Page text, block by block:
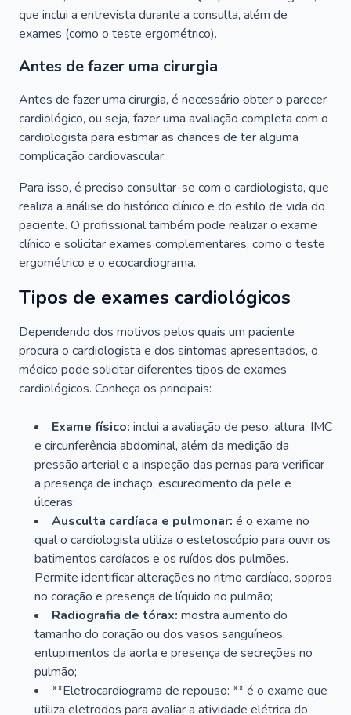
que inclui a entrevista durante a consulta, além de
exames (como o teste ergométrico).
Antes de fazer uma cirurgia
Antes de fazer uma cirurgia, é necessário obter o parecer
cardiológico, ou seja, fazer uma avaliação completa com o
cardiologista para estimar as chances de ter alguma
complicação cardiovascular.
Para isso, é preciso consultar-se com o cardiologista, que
realiza a análise do histórico clínico e do estilo de vida do
paciente. O profissional também pode realizar o exame
clínico e solicitar exames complementares, como o teste
ergométrico e o ecocardiograma.
Tipos de exames cardiológicos
Dependendo dos motivos pelos quais um paciente
procura o cardiologista e dos sintomas apresentados, o
médico pode solicitar diferentes tipos de exames
cardiológicos. Conheça os principais:
Exame físico: inclui a avaliação de peso, altura, IMC
e circunferência abdominal, além da medição da
pressão arterial e a inspeção das pernas para verificar
a presença de inchaço, escurecimento da pele e
úlceras;
Ausculta cardíaca e pulmonar: é o exame no
qual o cardiologista utiliza o estetoscópio para ouvir os
batimentos cardíacos e os ruídos dos pulmões.
Permite identificar alterações no ritmo cardíaco, sopros
no coração e presença de líquido no pulmão;
Radiografia de tórax: mostra aumento do
tamanho do coração ou dos vasos sanguíneos,
entupimentos da aorta e presença de secreções no
pulmão;
**Eletrocardiograma de repouso: ** é o exame que
utiliza eletrodos para avaliar a atividade elétrica do